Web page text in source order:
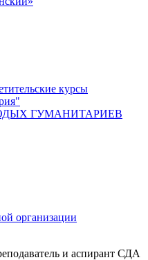
курсы
ГУМАНИТАРИЕВ
организации
и аспирант СДА